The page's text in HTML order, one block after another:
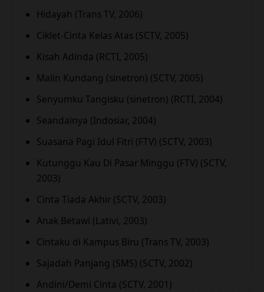
Hidayah (Trans TV, 2006)
Ciklet-Cinta Kelas Atas (SCTV, 2005)
Kisah Adinda (RCTI, 2005)
Malin Kundang (sinetron) (SCTV, 2005)
Senyumku Tangisku (sinetron) (RCTI, 2004)
Seandainya (Indosiar, 2004)
Suasana Pagi Idul Fitri (FTV) (SCTV, 2003)
Kutunggu Kau Di Pasar Minggu (FTV) (SCTV,
2003)
Cinta Tiada Akhir (SCTV, 2003)
Anak Betawi (Lativi, 2003)
Cintaku di Kampus Biru (Trans TV, 2003)
Sajadah Panjang (SMS) (SCTV, 2002)
Andini/Demi Cinta (SCTV, 2001)